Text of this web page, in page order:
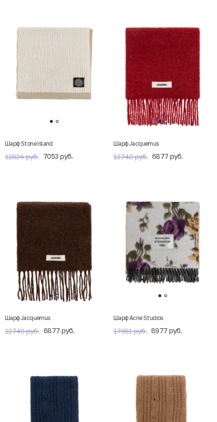
Шарф Stone Island
12824 руб. 7053 руб.
Шарф Jacquemus
12740 руб. 6877 руб.
Шарф Jacquemus
12740 руб. 6877 руб.
Шарф Acne Studios
17651 руб. 8977 руб.